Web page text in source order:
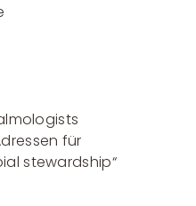
für
stewardship“